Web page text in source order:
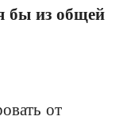
бы из общей
от